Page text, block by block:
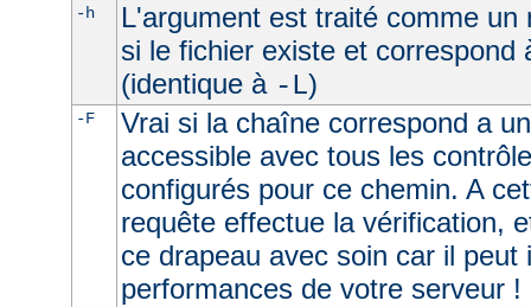
-h
L'argument est traité comme un
si le fichier existe et correspond
(identique à -L)
-F
Vrai si la chaîne correspond a
accessible avec tous les
configurés pour ce chemin. A
requête effectue la vérification,
ce drapeau avec soin car il peut
performances de votre serveur !